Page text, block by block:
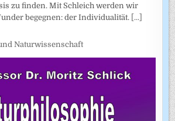
zu finden. Mit Schleich werden wir
begegnen: der Individualität. [...]
Naturwissenschaft